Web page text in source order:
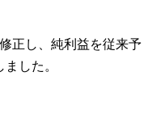
正し、純利益を従来予
した。